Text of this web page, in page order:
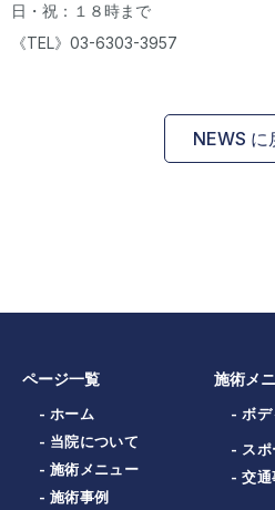
日・祝：１８時まで
《TEL》03-6303-3957
NEWS に
ページ一覧
- ホーム
- 当院について
- 施術メニュー
- 施術事例
施術メ
- ボデ
- スポ
- 交通